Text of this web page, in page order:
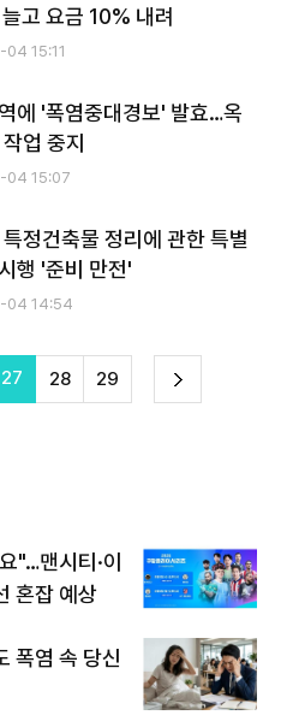
고 요금 10% 내려
15:11
에 '폭염중대경보' 발효…옥
업 중지
15:07
정건축물 정리에 관한 특별
행 '준비 만전'
04 14:54
27 28 29 다
"…맨시티·이
혼잡 예상
폭염 속 당신